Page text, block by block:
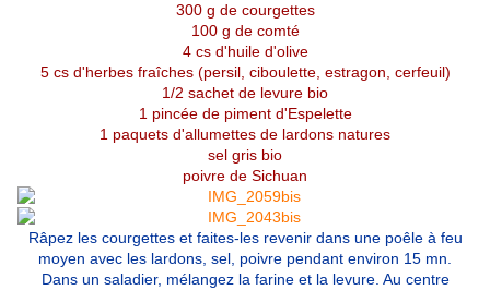
300 g de courgettes
100 g de comté
4 cs d'huile d'olive
5 cs d'herbes fraîches (persil, ciboulette, estragon, cerfeuil)
1/2 sachet de levure bio
1 pincée de piment d'Espelette
1 paquets d'allumettes de lardons natures
sel gris bio
poivre de Sichuan
Râpez les courgettes et faites-les revenir dans une poêle à feu
moyen avec les lardons, sel, poivre pendant environ 15 mn.
Dans un saladier, mélangez la farine et la levure. Au centre